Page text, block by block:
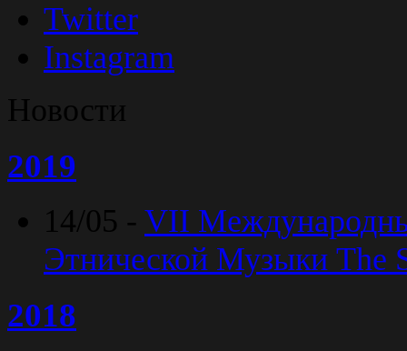
Twitter
Instagram
Новости
2019
14/05 - VII
Этнической Музыки The
2018